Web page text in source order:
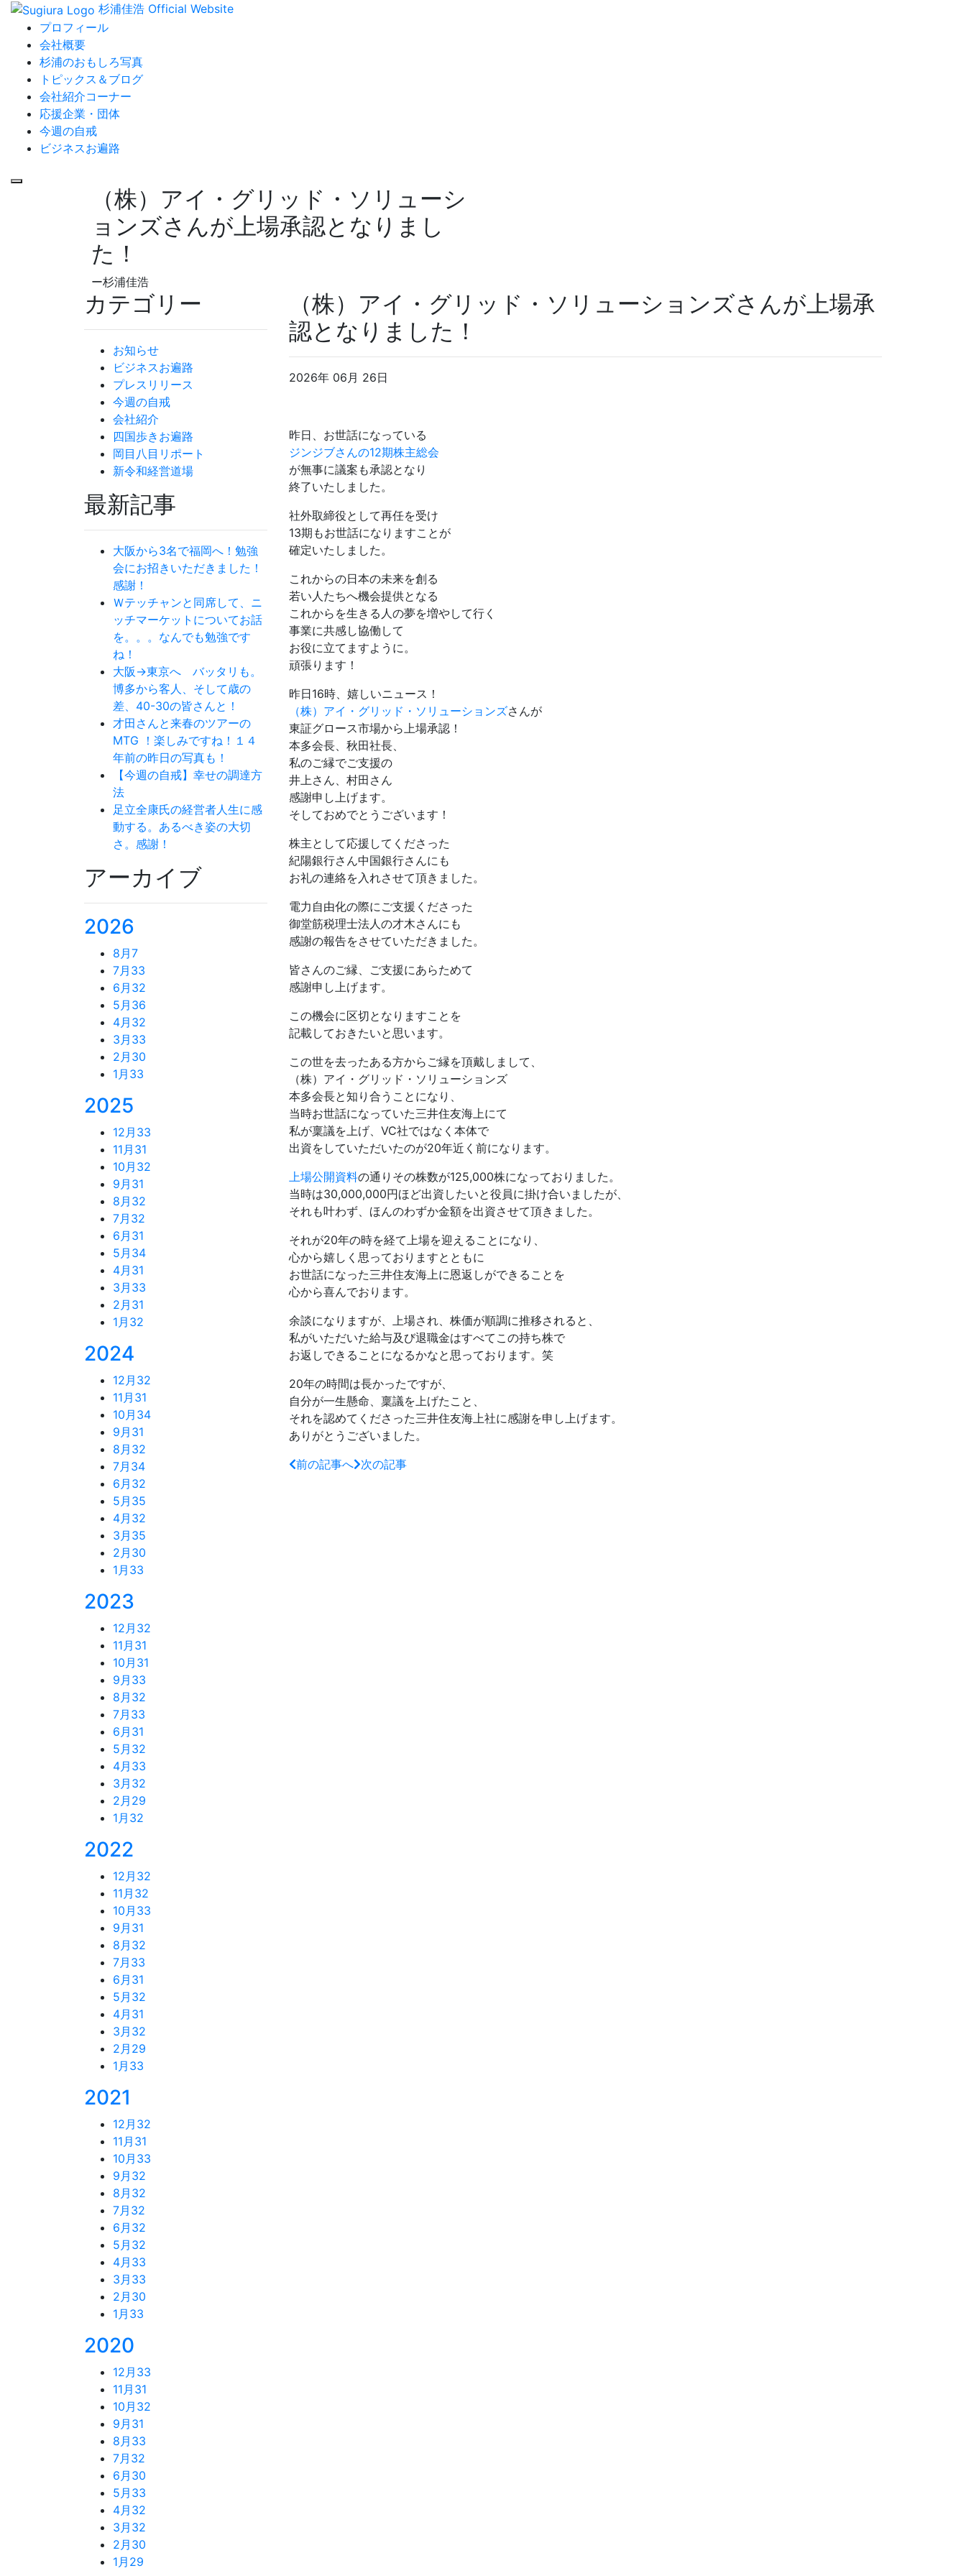
杉浦佳浩 Official Website
プロフィール
会社概要
杉浦のおもしろ写真
トピックス＆ブログ
会社紹介コーナー
応援企業・団体
今週の自戒
ビジネスお遍路
（株）アイ・グリッド・ソリューシ
ョンズさんが上場承認となりまし
た！
ー杉浦佳浩
（株）アイ・グリッド・ソリューションズさんが上場承
認となりました！
2026年 06月 26日
昨日、お世話になっている
ジンジブさんの12期株主総会
が無事に議案も承認となり
終了いたしました。
社外取締役として再任を受け
13期もお世話になりますことが
確定いたしました。
これからの日本の未来を創る
若い人たちへ機会提供となる
これからを生きる人の夢を増やして行く
事業に共感し協働して
お役に立てますように。
頑張ります！
昨日16時、嬉しいニュース！
（株）アイ・グリッド・ソリューションズさんが
東証グロース市場から上場承認！
本多会長、秋田社長、
私のご縁でご支援の
井上さん、村田さん
感謝申し上げます。
そしておめでとうございます！
株主として応援してくださった
紀陽銀行さん中国銀行さんにも
お礼の連絡を入れさせて頂きました。
電力自由化の際にご支援くださった
御堂筋税理士法人の才木さんにも
感謝の報告をさせていただきました。
皆さんのご縁、ご支援にあらためて
感謝申し上げます。
この機会に区切となりますことを
記載しておきたいと思います。
この世を去ったある方からご縁を頂戴しまして、
（株）アイ・グリッド・ソリューションズ
本多会長と知り合うことになり、
当時お世話になっていた三井住友海上にて
私が稟議を上げ、VC社ではなく本体で
出資をしていただいたのが20年近く前になります。
上場公開資料の通りその株数が125,000株になっておりました。
当時は30,000,000円ほど出資したいと役員に掛け合いましたが、
それも叶わず、ほんのわずか金額を出資させて頂きました。
それが20年の時を経て上場を迎えることになり、
心から嬉しく思っておりますとともに
お世話になった三井住友海上に恩返しができることを
心から喜んでおります。
余談になりますが、上場され、株価が順調に推移されると、
私がいただいた給与及び退職金はすべてこの持ち株で
お返しできることになるかなと思っております。笑
20年の時間は長かったですが、
自分が一生懸命、稟議を上げたこと、
それを認めてくださった三井住友海上社に感謝を申し上げます。
ありがとうございました。
前の記事へ 次の記事
カテゴリー
お知らせ
ビジネスお遍路
プレスリリース
今週の自戒
会社紹介
四国歩きお遍路
岡目八目リポート
新令和経営道場
最新記事
大阪から3名で福岡へ！勉強
会にお招きいただきました！
感謝！
Ｗテッチャンと同席して、ニ
ッチマーケットについてお話
を。。。なんでも勉強です
ね！
大阪→東京へ バッタリも。
博多から客人、そして歳の
差、40-30の皆さんと！
才田さんと来春のツアーの
MTG ！楽しみですね！１４
年前の昨日の写真も！
【今週の自戒】幸せの調達方
法
足立全康氏の経営者人生に感
動する。あるべき姿の大切
さ。感謝！
アーカイブ
2026
8月7
7月 33
6月 32
5月 36
4月 32
3月 33
2月 30
1月 33
2025
12月 33
11月 31
10月 32
9月 31
8月 32
7月 32
6月 31
5月 34
4月 31
3月 33
2月 31
1月 32
2024
12月 32
11月 31
10月 34
9月 31
8月 32
7月 34
6月 32
5月 35
4月 32
3月 35
2月 30
1月 33
2023
12月 32
11月 31
10月 31
9月 33
8月 32
7月 33
6月 31
5月 32
4月 33
3月 32
2月 29
1月 32
2022
12月 32
11月 32
10月 33
9月 31
8月 32
7月 33
6月 31
5月 32
4月 31
3月 32
2月 29
1月 33
2021
12月 32
11月 31
10月 33
9月 32
8月 32
7月 32
6月 32
5月 32
4月 33
3月 33
2月 30
1月 33
2020
12月 33
11月 31
10月 32
9月 31
8月 33
7月 32
6月 30
5月 33
4月 32
3月 32
2月 30
1月 29